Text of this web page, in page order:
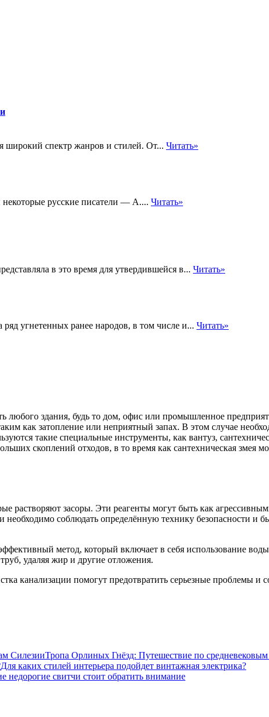
широкий спектр жанров и стилей. От... Читать»
русские писатели — А.... Читать»
в это время для утвердившейся в... Читать»
угнетенных ранее народов, в том числе и... Читать»
любого здания, будь то дом, офис или промышленное
как затопление или неприятный запах. В этом случае
такие специальные инструменты, как вантуз,
скоплений отходов, в то время как сантехническая змея
растворяют засоры. Эти реагенты могут быть как
необходимо соблюдать определённую технику безопасности и
метод, который включает в себя использование
удаляя жир и другие отложения.
канализации помогут предотвратить серьезные проблемы и
Тропа Орлиных Гнёзд: Путешествие по
Для каких стилей интерьера подойдет винтажная электрика?
недорогие свитчи стоит обратить внимание